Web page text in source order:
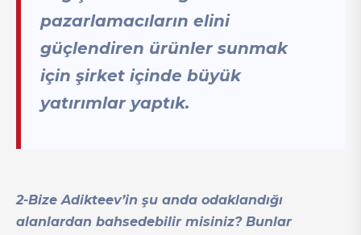
pazarlamacıların elini
güçlendiren ürünler sunmak
için şirket içinde büyük
yatırımlar yaptık.
2-Bize Adikteev’in şu anda odaklandığı
alanlardan bahsedebilir misiniz? Bunlar